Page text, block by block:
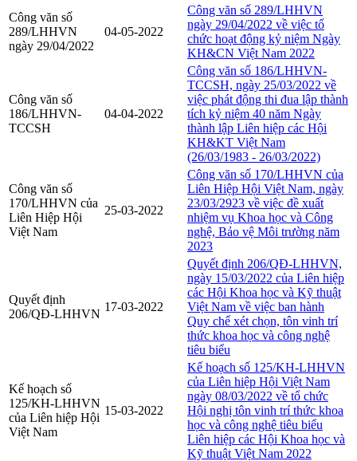
Công văn số
289/LHHVN
ngày 29/04/2022
04-05-2022
Công văn số 289/LHHVN
ngày 29/04/2022 về việc tổ
chức hoạt động kỷ niệm Ngày
KH&CN Việt Nam 2022
Công văn số
186/LHHVN-
TCCSH
04-04-2022
Công văn số 186/LHHVN-
TCCSH, ngày 25/03/2022 về
việc phát động thi đua lập thành
tích kỷ niệm 40 năm Ngày
thành lập Liên hiệp các Hội
KH&KT Việt Nam
(26/03/1983 - 26/03/2022)
Công văn số
170/LHHVN của
Liên Hiệp Hội
Việt Nam
25-03-2022
Công văn số 170/LHHVN của
Liên Hiệp Hội Việt Nam, ngày
23/03/2923 về việc đề xuất
nhiệm vụ Khoa học và Công
nghệ, Bảo vệ Môi trường năm
2023
Quyết định
206/QĐ-LHHVN
17-03-2022
Quyết định 206/QĐ-LHHVN,
ngày 15/03/2022 của Liên hiệp
các Hội Khoa học và Kỹ thuật
Việt Nam về việc ban hành
Quy chế xét chọn, tôn vinh trí
thức khoa học và công nghệ
tiêu biểu
Kế hoạch số
125/KH-LHHVN
của Liên hiệp Hội
Việt Nam
15-03-2022
Kế hoạch số 125/KH-LHHVN
của Liên hiệp Hội Việt Nam
ngày 08/03/2022 về tổ chức
Hội nghị tôn vinh trí thức khoa
học và công nghệ tiêu biểu
Liên hiệp các Hội Khoa học và
Kỹ thuật Việt Nam 2022